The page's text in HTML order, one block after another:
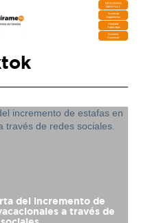
DESCARGA
MIRAPLAY
Buzón de
Sugerencias
Contratar
Publicidad
Contacto
Comercial
del incremento de
a través de